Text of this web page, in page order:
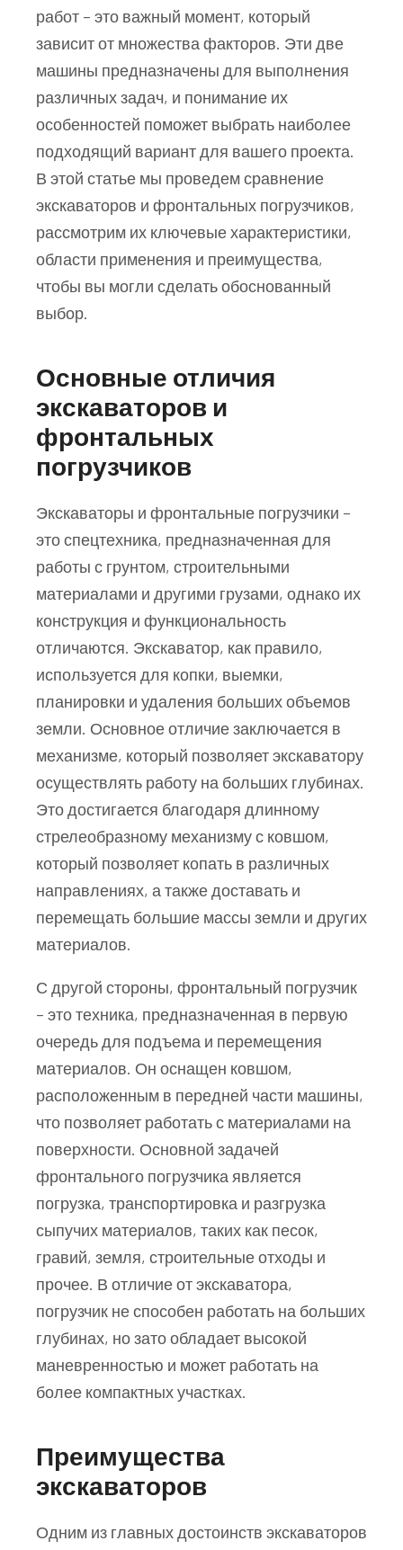
работ – это важный момент, который
зависит от множества факторов. Эти две
машины предназначены для выполнения
различных задач, и понимание их
особенностей поможет выбрать наиболее
подходящий вариант для вашего проекта.
В этой статье мы проведем сравнение
экскаваторов и фронтальных погрузчиков,
рассмотрим их ключевые характеристики,
области применения и преимущества,
чтобы вы могли сделать обоснованный
выбор.
Основные отличия
экскаваторов и
фронтальных
погрузчиков
Экскаваторы и фронтальные погрузчики –
это спецтехника, предназначенная для
работы с грунтом, строительными
материалами и другими грузами, однако их
конструкция и функциональность
отличаются. Экскаватор, как правило,
используется для копки, выемки,
планировки и удаления больших объемов
земли. Основное отличие заключается в
механизме, который позволяет экскаватору
осуществлять работу на больших глубинах.
Это достигается благодаря длинному
стрелеобразному механизму с ковшом,
который позволяет копать в различных
направлениях, а также доставать и
перемещать большие массы земли и других
материалов.
С другой стороны, фронтальный погрузчик
– это техника, предназначенная в первую
очередь для подъема и перемещения
материалов. Он оснащен ковшом,
расположенным в передней части машины,
что позволяет работать с материалами на
поверхности. Основной задачей
фронтального погрузчика является
погрузка, транспортировка и разгрузка
сыпучих материалов, таких как песок,
гравий, земля, строительные отходы и
прочее. В отличие от экскаватора,
погрузчик не способен работать на больших
глубинах, но зато обладает высокой
маневренностью и может работать на
более компактных участках.
Преимущества
экскаваторов
Одним из главных достоинств экскаваторов